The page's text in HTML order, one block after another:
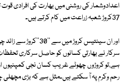
37کروڑ شعبہ زراعت میں کام کرتے ہیں۔
اور ان سینتیس کروڑ
سرکار نے بھارتی کسانوں کو حاصل سرکاری
ہے،تو کروڑوں چھوٹے غریب کسان نجی کمپنیوں
رحم وکرم پہ آ سکتے ہیں۔مثل ہے کہ بڑی مچھلی